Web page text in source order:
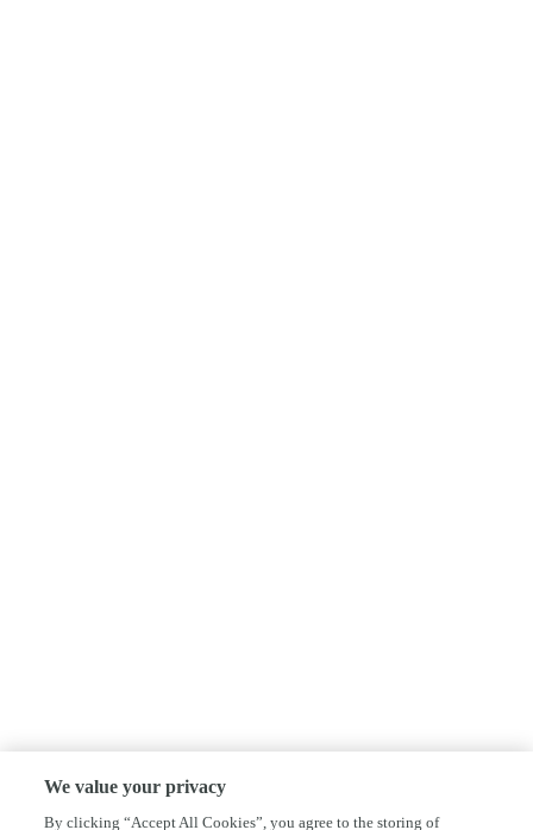
We value your privacy
By clicking “Accept All Cookies”, you agree to the storing of